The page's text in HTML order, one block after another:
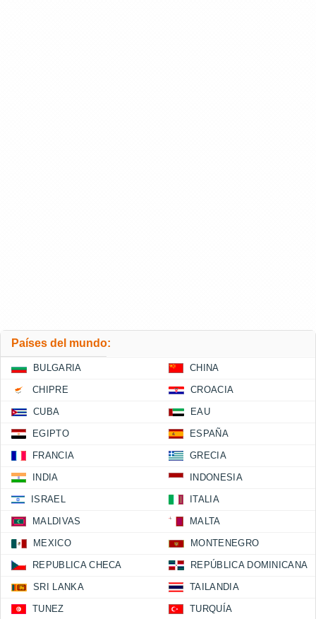
Países del mundo:
BULGARIA CHINA
CHIPRE CROACIA
CUBA EAU
EGIPTO ESPAÑA
FRANCIA GRECIA
INDIA INDONESIA
ISRAEL ITALIA
MALDIVAS MALTA
MEXICO MONTENEGRO
REPUBLICA CHECA REPÚBLICA DOMINICANA
SRI LANKA TAILANDIA
TUNEZ TURQUÍA